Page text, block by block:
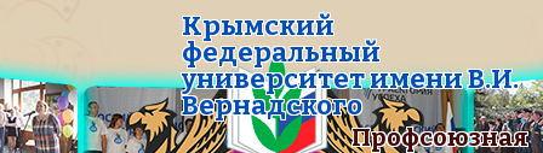
Крымский
федеральный
университет имени В.И.
Вернадского
Профсоюзная